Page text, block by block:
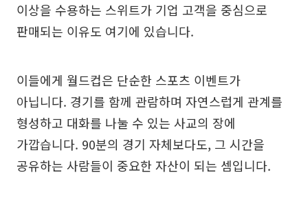
이상을 수용하는 스위트가 기업 고객을 중심으로
판매되는 이유도 여기에 있습니다.
이들에게 월드컵은 단순한 스포츠 이벤트가
아닙니다. 경기를 함께 관람하며 자연스럽게 관계를
형성하고 대화를 나눌 수 있는 사교의 장에
가깝습니다. 90분의 경기 자체보다도, 그 시간을
공유하는 사람들이 중요한 자산이 되는 셈입니다.